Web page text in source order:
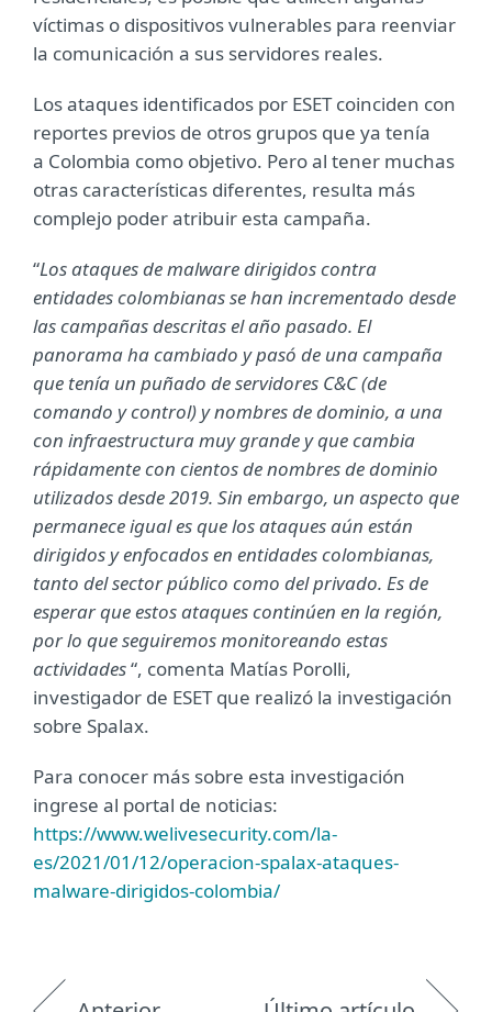
víctimas o dispositivos vulnerables para reenviar
la comunicación a sus servidores reales.
Los ataques identificados por ESET coinciden con
reportes previos de otros grupos que ya tenía
a Colombia como objetivo. Pero al tener muchas
otras características diferentes, resulta más
complejo poder atribuir esta campaña.
“Los ataques de malware dirigidos contra
entidades colombianas se han incrementado desde
las campañas descritas el año pasado. El
panorama ha cambiado y pasó de una campaña
que tenía un puñado de servidores C&C (de
comando y control) y nombres de dominio, a una
con infraestructura muy grande y que cambia
rápidamente con cientos de nombres de dominio
utilizados desde 2019. Sin embargo, un aspecto que
permanece igual es que los ataques aún están
dirigidos y enfocados en entidades colombianas,
tanto del sector público como del privado. Es de
esperar que estos ataques continúen en la región,
por lo que seguiremos monitoreando estas
actividades“, comenta Matías Porolli,
investigador de ESET que realizó la investigación
sobre Spalax.
Para conocer más sobre esta investigación
ingrese al portal de noticias:
https://www.welivesecurity.com/la-
es/2021/01/12/operacion-spalax-ataques-
malware-dirigidos-colombia/